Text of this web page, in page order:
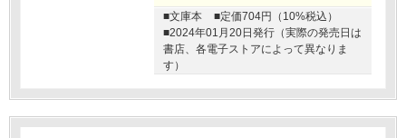
■文庫本
■定価704円（10%税込）
■2024年01月20日発行（実際の発売日は
書店、各電子ストアによって異なりま
す）